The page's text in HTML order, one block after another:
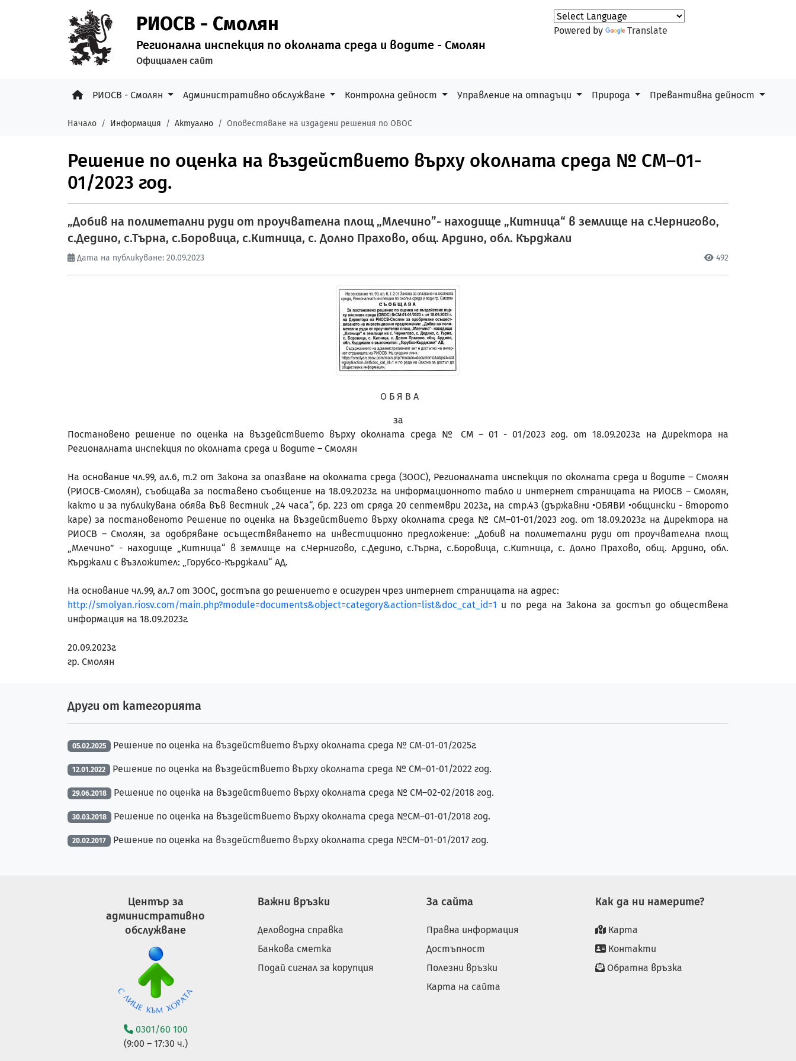
Powered by Translate
РИОСВ - Смолян
Регионална инспекция по околната среда и водите - Смолян
Официален сайт
РИОСВ - Смолян Административно обслужване Контролна дейност Управление на отпадъци Природа Превантивна дейност
Начало Информация Актуално Оповестяване на издадени решения по ОВОС
Решение по оценка на въздействието върху околната среда № СМ–01-
01/2023 год.
„Добив на полиметални руди от проучвателна площ „Млечино”- находище „Китница“ в землище на с.Чернигово,
с.Дедино, с.Търна, с.Боровица, с.Китница, с. Долно Прахово, общ. Ардино, обл. Кърджали
Дата на публикуване: 20.09.2023 492
О Б Я В А
за
Постановено решение по оценка на въздействието върху околната среда № СМ – 01 - 01/2023 год. от 18.09.2023г. на Директора на
Регионалната инспекция по околната среда и водите – Смолян
На основание чл.99, ал.6, т.2 от Закона за опазване на околната среда (ЗООС), Регионалната инспекция по околната среда и водите – Смолян
(РИОСВ-Смолян), съобщава за поставено съобщение на 18.09.2023г. на информационното табло и интернет страницата на РИОСВ – Смолян,
както и за публикувана обява във вестник „24 часа“, бр. 223 от сряда 20 септември 2023г., на стр.43 (държавни •ОБЯВИ •общински - второто
каре) за постановеното Решение по оценка на въздействието върху околната среда № СМ–01-01/2023 год. от 18.09.2023г. на Директора на
РИОСВ – Смолян, за одобряване осъществяването на инвестиционно предложение: „Добив на полиметални руди от проучвателна площ
„Млечино” - находище „Китница“ в землище на с.Чернигово, с.Дедино, с.Търна, с.Боровица, с.Китница, с. Долно Прахово, общ. Ардино, обл.
Кърджали с възложител: „Горубсо-Кърджали“ АД.
На основание чл.99, ал.7 от ЗООС, достъпа до решението е осигурен чрез интернет страницата на адрес:
http://smolyan.riosv.com/main.php?module=documents&object=category&action=list&doc_cat_id=1 и по реда на Закона за достъп до обществена
информация на 18.09.2023г.
20.09.2023г.
гр. Смолян
Други от категорията
05.02.2025 Решение по оценка на въздействието върху околната среда № СМ-01-01/2025г.
12.01.2022 Решение по оценка на въздействието върху околната среда № СМ–01-01/2022 год.
29.06.2018 Решение по оценка на въздействието върху околната среда № СМ–02-02/2018 год.
30.03.2018 Решение по оценка на въздействието върху околната среда №СМ–01-01/2018 год.
20.02.2017 Решение по оценка на въздействието върху околната среда №СМ–01-01/2017 год.
Център за
административно
обслужване
0301/60 100
(9:00 – 17:30 ч.)
Важни връзки
Деловодна справка
Банкова сметка
Подай сигнал за корупция
За сайта
Правна информация
Достъпност
Полезни връзки
Карта на сайта
Как да ни намерите?
Карта
Контакти
Обратна връзка